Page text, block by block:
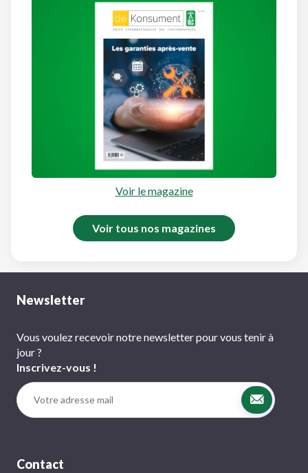
Voir le magazine
Voir tous nos magazines
Newsletter
Vous voulez recevoir notre newsletter pour vous tenir à
jour ?
Inscrivez-vous !
Contact